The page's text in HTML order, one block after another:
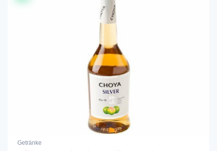
Getränke